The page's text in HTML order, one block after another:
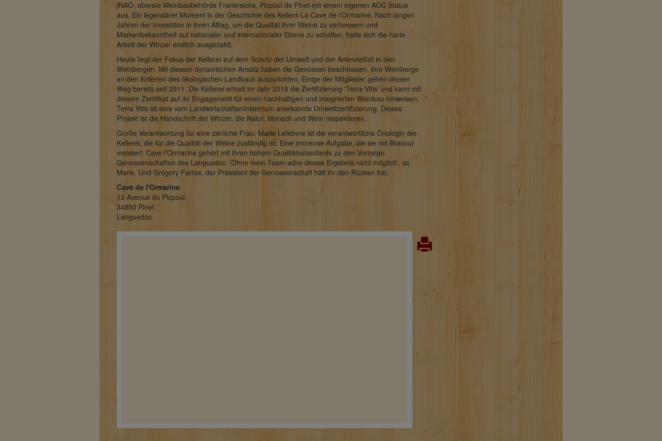
INAO, oberste Weinbaubehörde Frankreichs, Picpoul de Pinet mit einem eigenen AOC Status
aus. Ein legendärer Moment in der Geschichte des Kellers La Cave de l‘Ormarine. Nach langen
Jahren der Investition in ihren Alltag, um die Qualität ihrer Weine zu verbessern und
Markenbekanntheit auf nationaler und internationaler Ebene zu schaffen, hatte sich die harte
Arbeit der Winzer endlich ausgezahlt.
Heute liegt der Fokus der Kellerei auf dem Schutz der Umwelt und der Artenvielfalt in den
Weinbergen. Mit diesem dynamischen Ansatz haben die Genossen beschlossen, ihre Weinberge
an den Kriterien des ökologischen Landbaus auszurichten. Einige der Mitglieder gehen diesen
Weg bereits seit 2011. Die Kellerei erhielt im Jahr 2018 die Zertifizierung 'Terra Vitis' und kann mit
diesem Zertifikat auf ihr Engagement für einen nachhaltigen und integrierten Weinbau hinweisen.
Terra Vitis ist eine vom Landwirtschaftsministerium anerkannte Umweltzertifizierung. Dieses
Projekt ist die Handschrift der Winzer, die Natur, Mensch und Wein respektieren.
Große Verantwortung für eine zierliche Frau: Marie Lefebvre ist die verantwortliche Önologin der
Kellerei, die für die Qualität der Weine zuständig ist. Eine immense Aufgabe, die sie mit Bravour
meistert: Cave l’Ormarine gehört mit ihren hohem Qualitätsstandards zu den Vorzeige-
Genossenschaften des Languedoc. 'Ohne mein Team wäre dieses Ergebnis nicht möglich', so
Marie. Und Grégory Farras, der Präsident der Genossenschaft hält ihr den Rücken frei.
Cave de l'Ormarine
13 Avenue du Picpoul
34850 Pinet
Languedoc